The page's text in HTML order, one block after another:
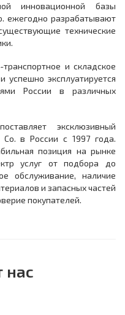
инновационной базы
ежегодно разрабатывают
технические
и складское
успешно эксплуатируется
России в различных
эксклюзивный
в России с 1997 года.
позиция на рынке
услуг от подбора до
обслуживание, наличие
и запасных частей
покупателей.
нас